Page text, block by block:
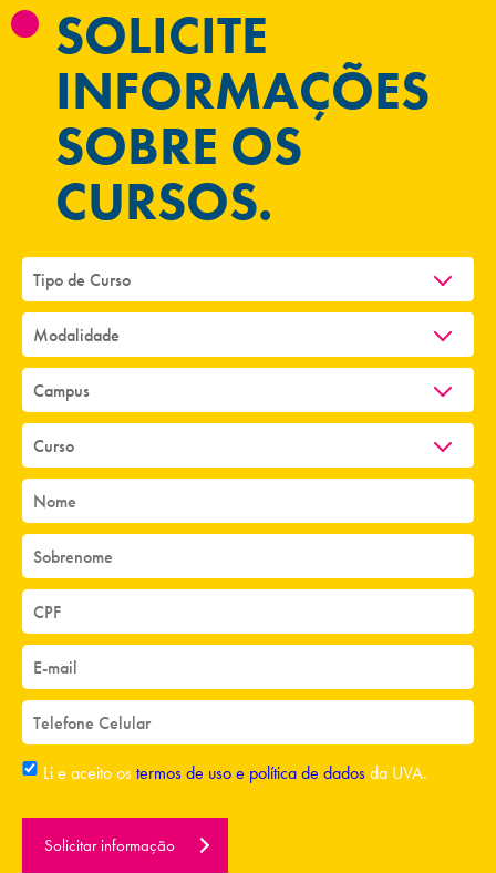
SOLICITE
INFORMAÇÕES
SOBRE OS
CURSOS.
Li e aceito ostermos de uso e política de dadosda UVA.
Solicitar informação